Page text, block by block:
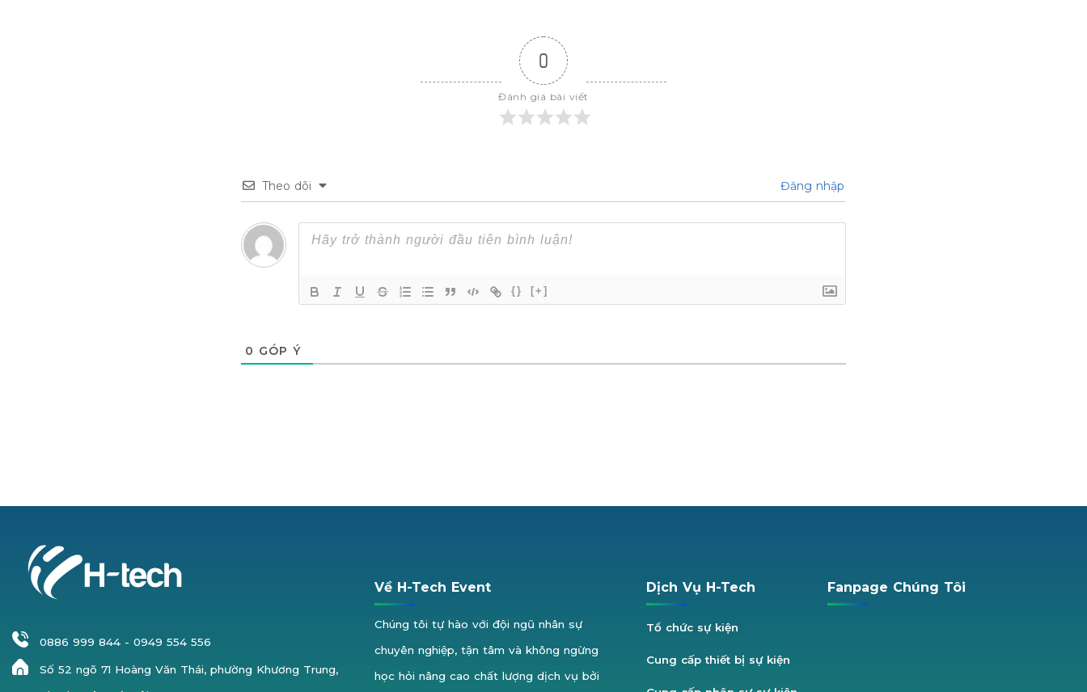
Cho Thuê Quả
Dễ dàng vận chuyển và
lắp đặt ở bất cứ không
Có nhân viên kỹ thuật
hoạt động, sử dụng quả
Dịch vụ cho thuê quả cầu led 60cm dành cho
các sự kiện khai trương, lễ động thổ, lễ ký kết
hợp tác của doanh nghiệp. Quả cầu led tượng
trưng cho sự hợp tác thịnh vượng, bền vững,
giúp những sự kiện của bạn tạo ấn tượng lớn
0
Đánh giá bài viết
Theo dõi Đăng nhập
{} [+]
0 GÓP Ý
0886 999 844- 0949 554 556
Số 52 ngõ 71 Hoàng Văn Thái, phường Khương Trung,
Về H-Tech Event
Chúng tôi tự hào với đội ngũ nhân sự
chuyên nghiệp, tận tâm và không ngừng
học hỏi nâng cao chất lượng dịch vụ bởi
Dịch Vụ H-Tech
Tổ chức sự kiện
Cung cấp thiết bị sự kiện
Fanpage Chúng Tôi